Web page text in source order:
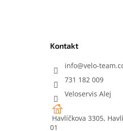
Kontakt
info@velo-
731 182 009
Veloservis Alej
Havlíčkova 3305,
01